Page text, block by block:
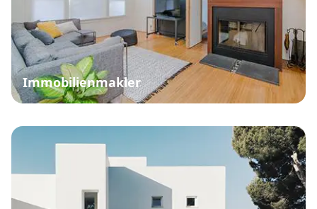
Immobilienmakler